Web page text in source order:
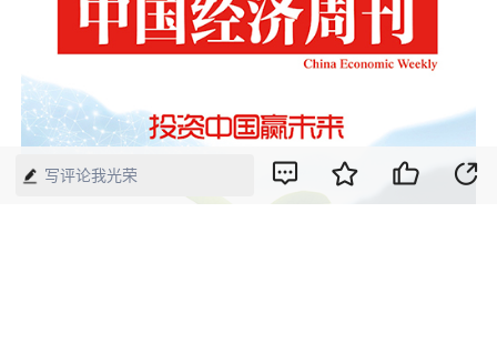
写评论我光荣